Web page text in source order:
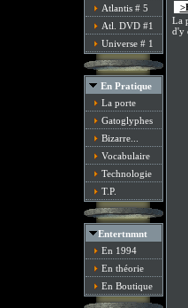
Atlantis # 5
Atl. DVD #1
Universe # 1
En Pratique
La porte
Gatoglyphes
Bizarre...
Vocabulaire
Technologie
T.P.
Entertnmnt
En 1994
En théorie
En Boutique
La
d'y